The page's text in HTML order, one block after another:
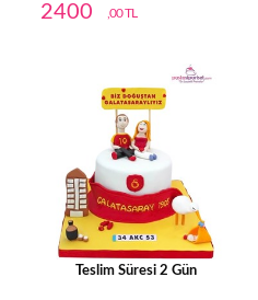
2400 ,00 TL
Teslim Süresi 2 Gün